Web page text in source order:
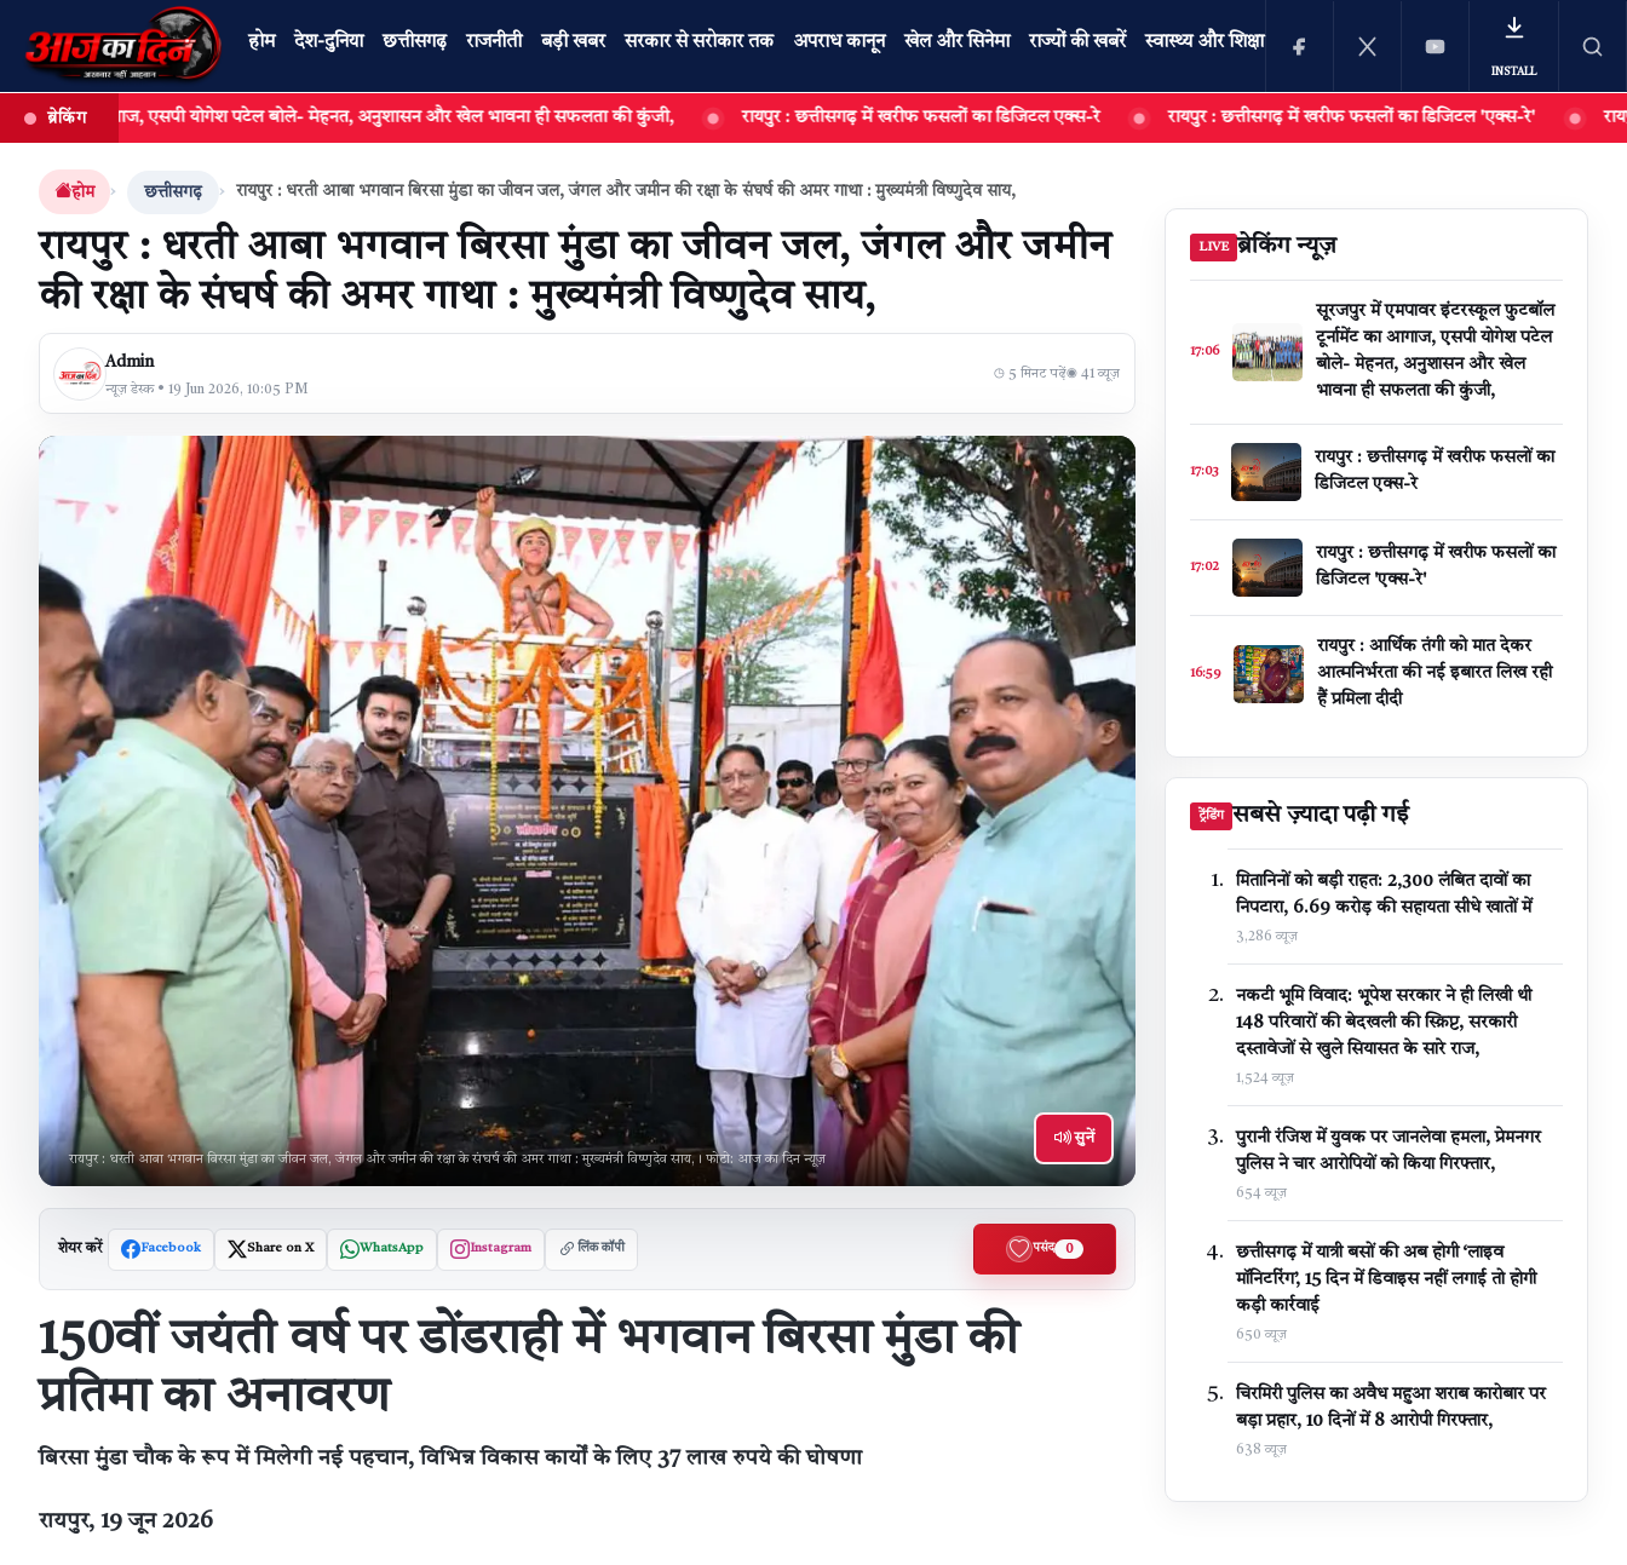
INSTALL
होम देश-दुनिया छत्तीसगढ़ राजनीती बड़ी खबर सरकार से सरोकार तक अपराध कानून खेल और सिनेमा राज्यों की खबरें स्वास्थ्य और शिक्षा
खबर खोजें
खोजें
ब्रेकिंग
एसपी योगेश पटेल बोले- मेहनत, अनुशासन और खेल भावना ही सफलता की कुंजी, ​रायपुर : ​छत्तीसगढ़ में खरीफ फसलों का डिजिटल एक्स-रे ​रायपुर : ​छत्तीसगढ़ में खरीफ फसलों का डिजिटल 'एक्स-रे' रायपुर : आर्थिक
होम छत्तीसगढ़ रायपुर : धरती आबा भगवान बिरसा मुंडा का जीवन जल, जंगल और जमीन की रक्षा के संघर्ष की अमर गाथा : मुख्यमंत्री विष्णुदेव साय,
रायपुर : धरती आबा भगवान बिरसा मुंडा का जीवन जल, जंगल और जमीन
की रक्षा के संघर्ष की अमर गाथा : मुख्यमंत्री विष्णुदेव साय,
Admin
न्यूज़ डेस्क • 19 Jun 2026, 10:05 PM
◷ 5 मिनट पढ़ें◉ 41 व्यूज़
सुनें
रायपुर : धरती आबा भगवान बिरसा मुंडा का जीवन जल, जंगल और जमीन की रक्षा के संघर्ष की अमर गाथा : मुख्यमंत्री विष्णुदेव साय,। फोटो: आज का दिन न्यूज़
शेयर करें Facebook Share on X WhatsApp Instagram लिंक कॉपी पसंद 0
150वीं जयंती वर्ष पर डोंडराही में भगवान बिरसा मुंडा की
प्रतिमा का अनावरण
बिरसा मुंडा चौक के रूप में मिलेगी नई पहचान, विभिन्न विकास कार्यों के लिए 37 लाख रुपये की घोषणा
रायपुर, 19 जून 2026
LIVE ब्रेकिंग न्यूज़
17:06
सूरजपुर में एमपावर इंटरस्कूल फुटबॉल
टूर्नामेंट का आगाज, एसपी योगेश पटेल
बोले- मेहनत, अनुशासन और खेल
भावना ही सफलता की कुंजी,
17:03
​रायपुर : ​छत्तीसगढ़ में खरीफ फसलों का
डिजिटल एक्स-रे
17:02
​रायपुर : ​छत्तीसगढ़ में खरीफ फसलों का
डिजिटल 'एक्स-रे'
16:59
रायपुर : आर्थिक तंगी को मात देकर
आत्मनिर्भरता की नई इबारत लिख रही
हैं प्रमिला दीदी
ट्रेंडिंग सबसे ज़्यादा पढ़ी गई
मितानिनों को बड़ी राहत: 2,300 लंबित दावों का
निपटारा, ₹6.69 करोड़ की सहायता सीधे खातों में
3,286 व्यूज़
नकटी भूमि विवाद: भूपेश सरकार ने ही लिखी थी
148 परिवारों की बेदखली की स्क्रिप्ट, सरकारी
दस्तावेजों से खुले सियासत के सारे राज,
1,524 व्यूज़
पुरानी रंजिश में युवक पर जानलेवा हमला, प्रेमनगर
पुलिस ने चार आरोपियों को किया गिरफ्तार,
654 व्यूज़
छत्तीसगढ़ में यात्री बसों की अब होगी ‘लाइव
मॉनिटरिंग’, 15 दिन में डिवाइस नहीं लगाई तो होगी
कड़ी कार्रवाई
650 व्यूज़
चिरमिरी पुलिस का अवैध महुआ शराब कारोबार पर
बड़ा प्रहार, 10 दिनों में 8 आरोपी गिरफ्तार,
638 व्यूज़